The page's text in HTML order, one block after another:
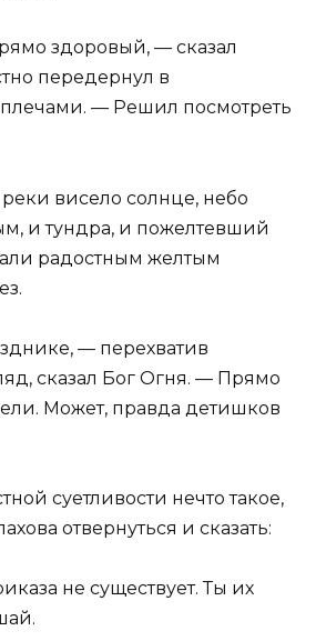
здоровый, — сказал
передернул в
— Решил посмотреть
висело солнце, небо
и тундра, и пожелтевший
радостным желтым
— перехватив
сказал Бог Огня. — Прямо
Может, правда детишков
суетливости нечто такое,
отвернуться и сказать:
не существует. Ты их